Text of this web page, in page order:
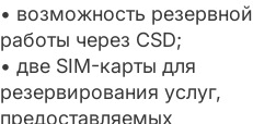
• возможность резервной
работы через CSD;
• две SIM-карты для
резервирования услуг,
предоставляемых